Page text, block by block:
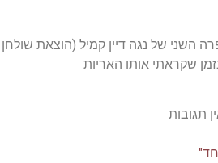
השני של נגה דיין קמיל (הוצאת שולחן
שקראתי אותו האריות
תגובות